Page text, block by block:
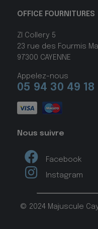
OFFICE FOURNITURES
ZI Collery 5
23 rue des Fourmis
97300 CAYENNE
Appelez-nous
05 94 30 49 18
Nous suivre
Facebook
Instagram
© 2024 Majuscule